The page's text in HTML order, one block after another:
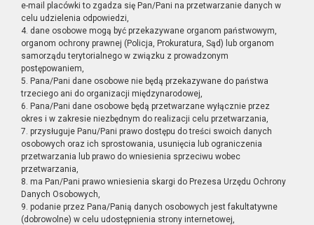
e-mail placówki to zgadza się Pan/Pani na przetwarzanie danych w
celu udzielenia odpowiedzi,
4. dane osobowe mogą być przekazywane organom państwowym,
organom ochrony prawnej (Policja, Prokuratura, Sąd) lub organom
samorządu terytorialnego w związku z prowadzonym
postępowaniem,
5. Pana/Pani dane osobowe nie będą przekazywane do państwa
trzeciego ani do organizacji międzynarodowej,
6. Pana/Pani dane osobowe będą przetwarzane wyłącznie przez
okres i w zakresie niezbędnym do realizacji celu przetwarzania,
7. przysługuje Panu/Pani prawo dostępu do treści swoich danych
osobowych oraz ich sprostowania, usunięcia lub ograniczenia
przetwarzania lub prawo do wniesienia sprzeciwu wobec
przetwarzania,
8. ma Pan/Pani prawo wniesienia skargi do Prezesa Urzędu Ochrony
Danych Osobowych,
9. podanie przez Pana/Panią danych osobowych jest fakultatywne
(dobrowolne) w celu udostępnienia strony internetowej,